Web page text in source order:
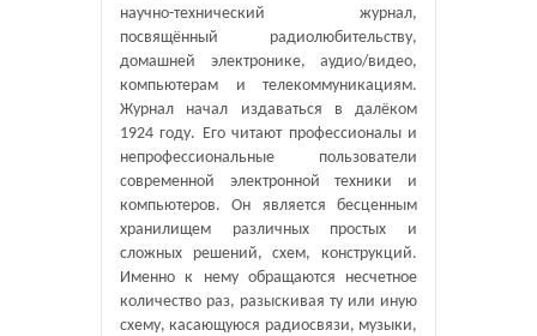
научно-технический журнал,
посвящённый радиолюбительству,
домашней электронике, аудио/видео,
компьютерам и телекоммуникациям.
Журнал начал издаваться в далёком
1924 году. Его читают профессионалы и
непрофессиональные пользователи
современной электронной техники и
компьютеров. Он является бесценным
хранилищем различных простых и
сложных решений, схем, конструкций.
Именно к нему обращаются несчетное
количество раз, разыскивая ту или иную
схему, касающуюся радиосвязи, музыки,